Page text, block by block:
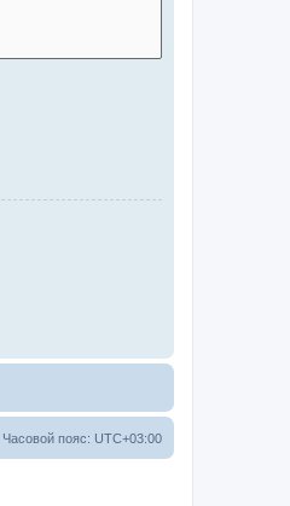
Часовой пояс: UTC+03:00